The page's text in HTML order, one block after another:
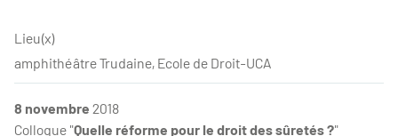
Lieu(x)
amphithéâtre Trudaine, Ecole de Droit-UCA
8 novembre 2018
Colloque "Quelle réforme pour le droit des sûretés ?"